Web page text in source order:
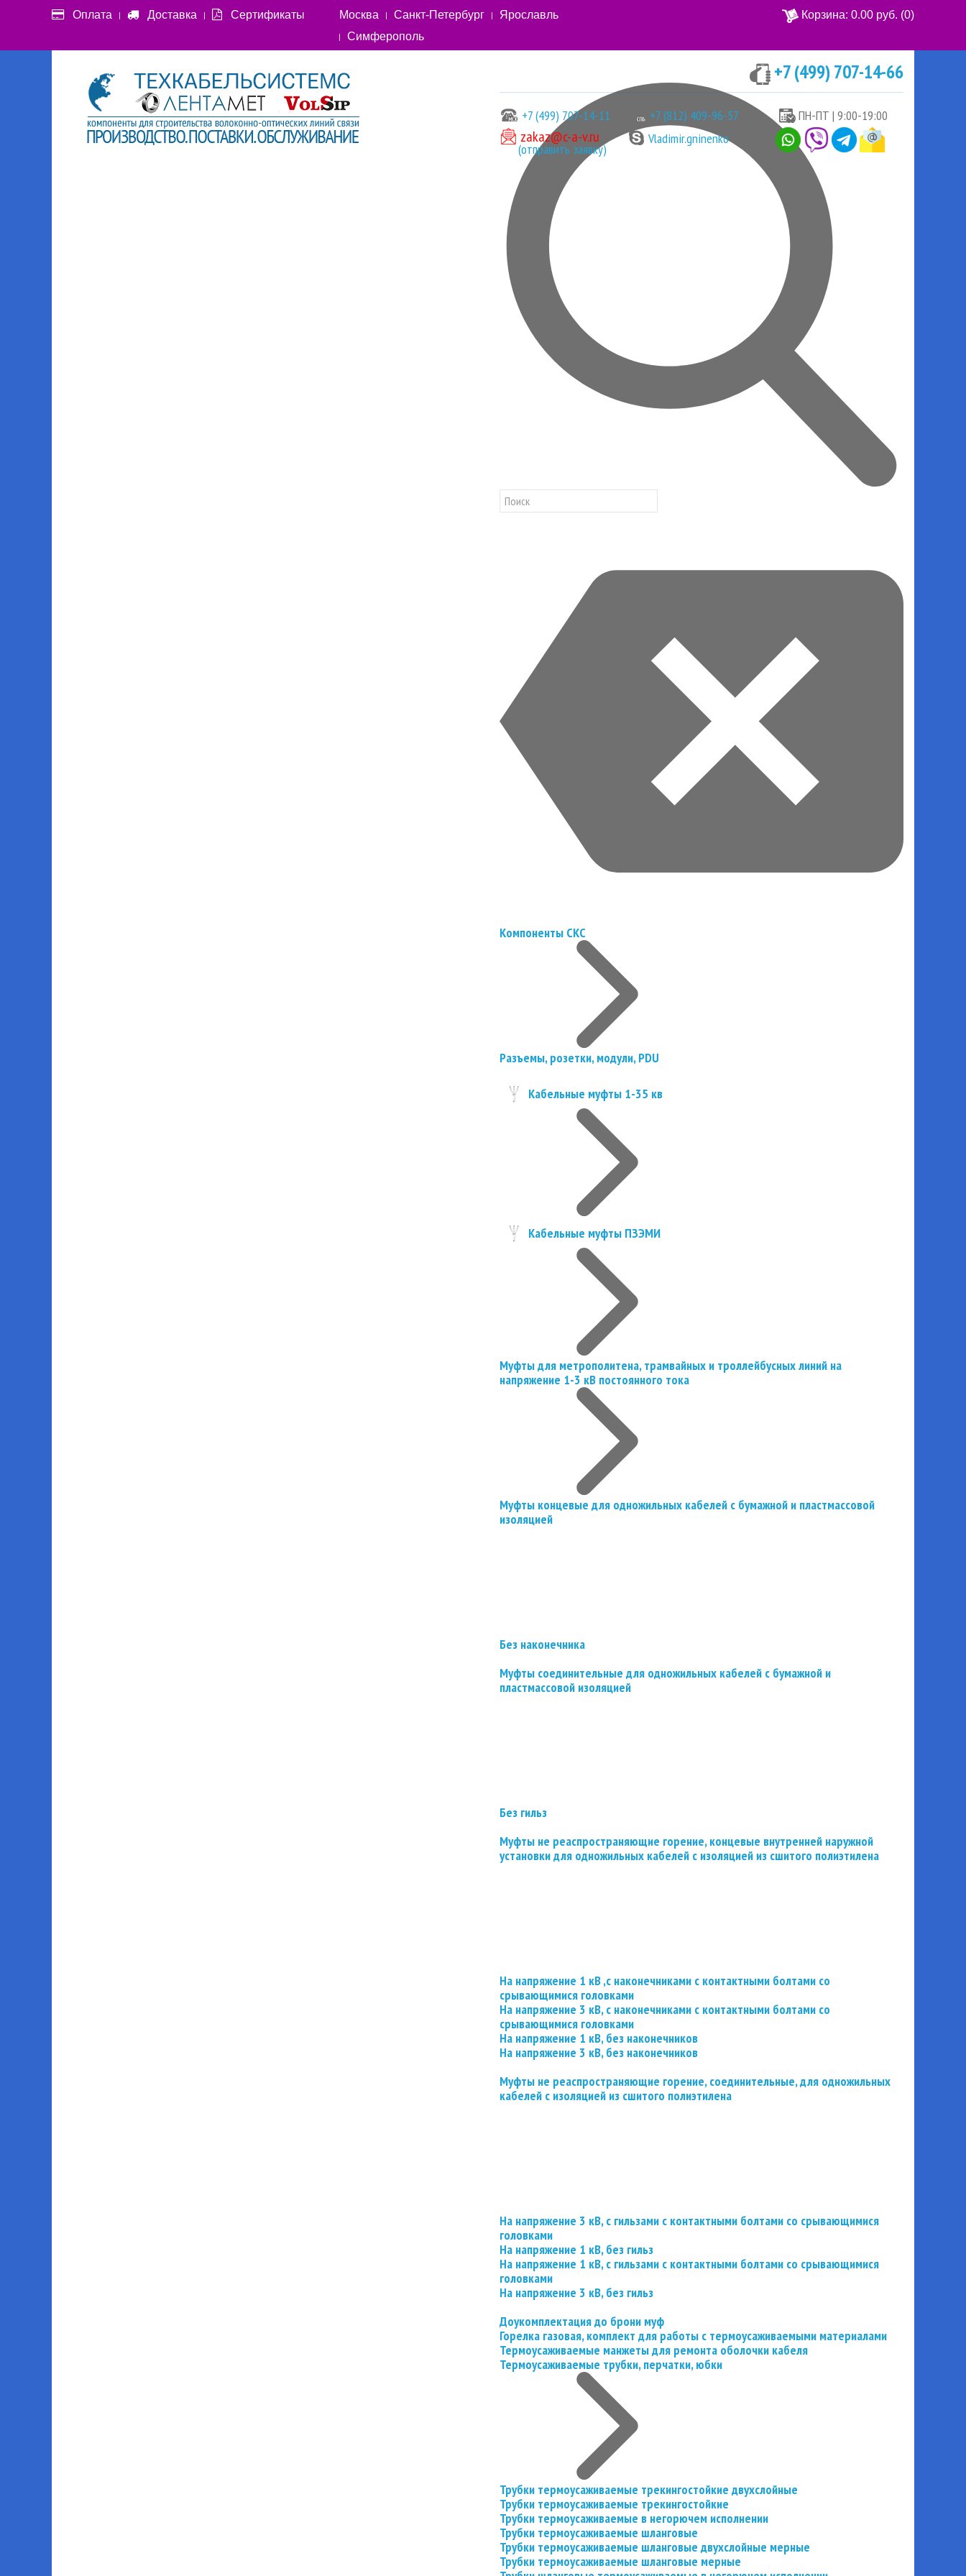
Оплата Доставка Сертификаты Москва Санкт-Петербург
Ярославль
Симферополь
Корзина: 0.00 руб. (0)
+7 (499) 707-14-66
+7 (499) 707-14-11 +7 (812) 409-96-57 ПН-ПТ | 9:00-19:00
zakaz@c-a-v.ru
(отправить заявку)
Vladimir.gninenko
Компоненты СКС
Разъемы, розетки, модули, PDU
Кабельные муфты 1-35 кв
Кабельные муфты ПЗЭМИ
Муфты для метрополитена, трамвайных и троллейбусных линий на
напряжение 1-3 кВ постоянного тока
Муфты концевые для одножильных кабелей с бумажной и пластмассовой
изоляцией
Без наконечника
Муфты соединительные для одножильных кабелей с бумажной и
пластмассовой изоляцией
Без гильз
Муфты не реаспространяющие горение, концевые внутренней наружной
установки для одножильных кабелей с изоляцией из сшитого полиэтилена
На напряжение 1 кВ ,с наконечниками с контактными болтами со
срывающимися головками
На напряжение 3 кВ, с наконечниками с контактными болтами со
срывающимися головками
На напряжение 1 кВ, без наконечников
На напряжение 3 кВ, без наконечников
Муфты не реаспространяющие горение, соединительные, для одножильных
кабелей с изоляцией из сшитого полиэтилена
На напряжение 3 кВ, с гильзами с контактными болтами со срывающимися
головками
На напряжение 1 кВ, без гильз
На напряжение 1 кВ, с гильзами с контактными болтами со срывающимися
головками
На напряжение 3 кВ, без гильз
Доукомплектация до брони муф
Горелка газовая, комплект для работы с термоусаживаемыми материалами
Термоусаживаемые манжеты для ремонта оболочки кабеля
Термоусаживаемые трубки, перчатки, юбки
Трубки термоусаживаемые трекингостойкие двухслойные
Трубки термоусаживаемые трекингостойкие
Трубки термоусаживаемые в негорючем исполнении
Трубки термоусаживаемые шланговые
Трубки термоусаживаемые шланговые двухслойные мерные
Трубки термоусаживаемые шланговые мерные